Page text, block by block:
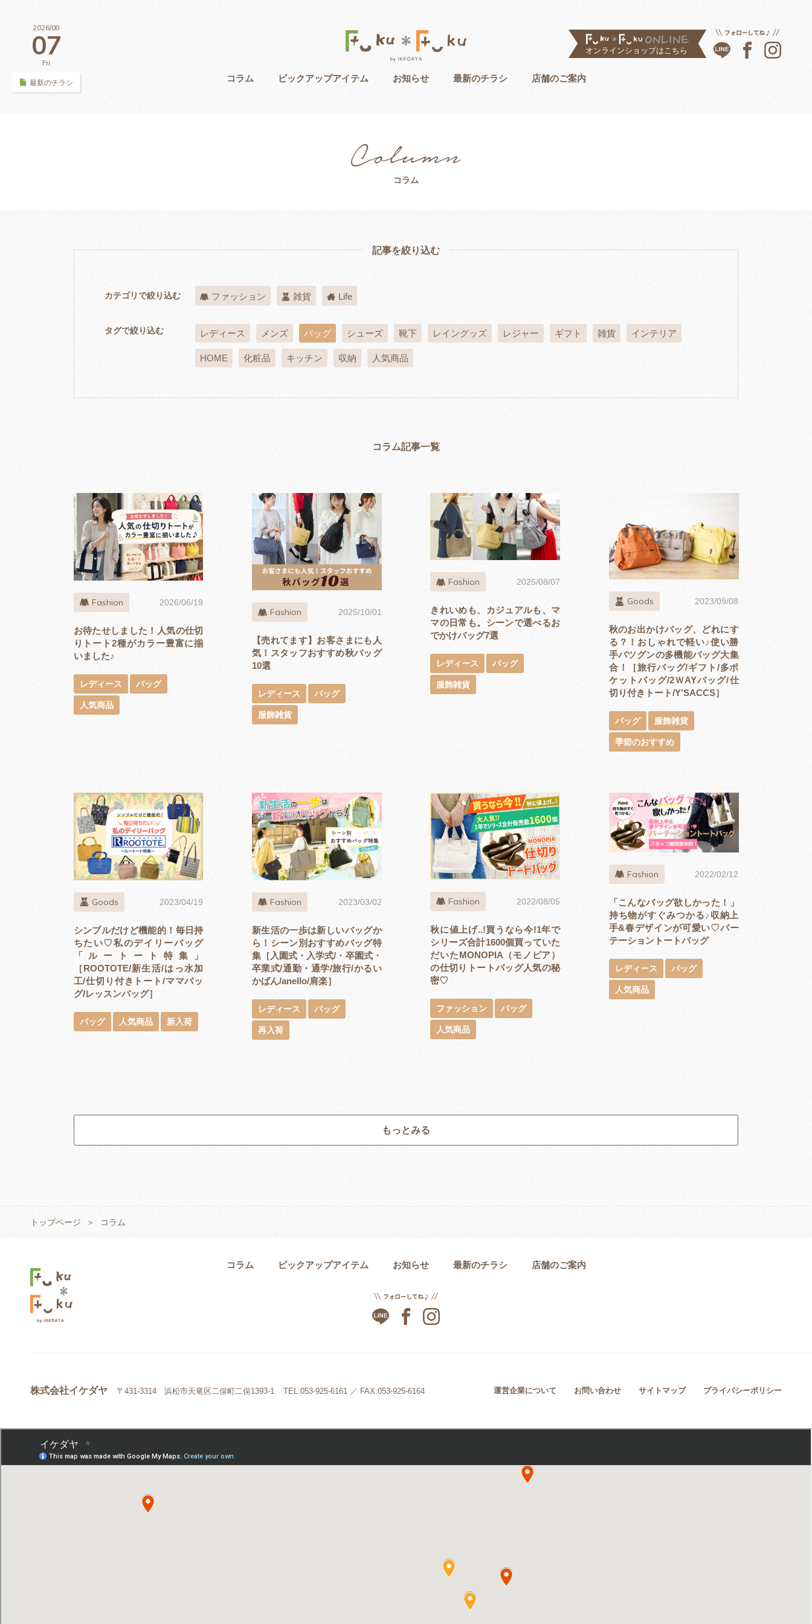
コラム ピックアップアイテム お知らせ 最新のチラシ 店舗のご案内
2026/08
07
Fri
最新のチラシ
コラム
記事を絞り込む
カテゴリで絞り込む ファッション 雑貨 Life
タグで絞り込む レディース メンズ バッグ シューズ 靴下 レイングッズ レジャー ギフト 雑貨 インテリア
HOME 化粧品 キッチン 収納 人気商品
コラム記事一覧
お待たせしました！人気の仕切
りトート2種がカラー豊富に揃
いました♪
Fashion 2026/06/19
レディース バッグ
人気商品
【売れてます】お客さまにも人
気！スタッフおすすめ秋バッグ
10選
Fashion 2025/10/01
レディース バッグ
服飾雑貨
きれいめも、カジュアルも、マ
マの日常も。シーンで選べるお
でかけバッグ7選
Fashion 2025/08/07
レディース バッグ
服飾雑貨
秋のお出かけバッグ、どれにす
る？！おしゃれで軽い♪使い勝
手バツグンの多機能バッグ大集
合！［旅行バッグ/ギフト/多ポ
ケットバッグ/2ＷAYバッグ/仕
切り付きトート/Y’SACCS］
Goods 2023/09/08
バッグ 服飾雑貨
季節のおすすめ
シンプルだけど機能的！毎日持
ちたい♡私のデイリーバッグ
「ルートート特集」
［ROOTOTE/新生活/はっ水加
工/仕切り付きトート/ママバッ
グ/レッスンバッグ］
Goods 2023/04/19
バッグ 人気商品 新入荷
新生活の一歩は新しいバッグか
ら！シーン別おすすめバッグ特
集［入園式・入学式/・卒園式・
卒業式/通勤・通学/旅行/かるい
かばん/anello/肩楽］
Fashion 2023/03/02
レディース バッグ
再入荷
秋に値上げ..!買うなら今!1年で
シリーズ合計1600個買っていた
だいたMONOPIA（モノピア）
の仕切りトートバッグ人気の秘
密♡
Fashion 2022/08/05
ファッション バッグ
人気商品
「こんなバッグ欲しかった！」
持ち物がすぐみつかる♪収納上
手&春デザインが可愛い♡パー
テーショントートバッグ
Fashion 2022/02/12
レディース バッグ
人気商品
もっとみる
トップページ コラム
コラム ピックアップアイテム お知らせ 最新のチラシ 店舗のご案内
運営企業について お問い合わせ サイトマップ プライバシーポリシー
株式会社イケダヤ 〒431-3314 浜松市天竜区二俣町二俣1393-1 TEL:053-925-6161 ／ FAX:053-925-6164